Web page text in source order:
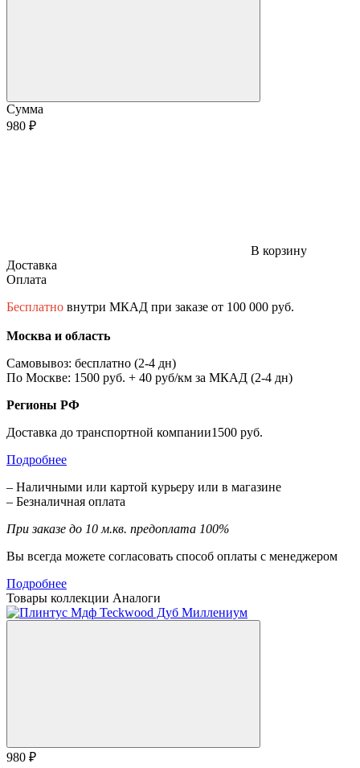
Сумма
980 ₽
В корзину
Доставка
Оплата
Бесплатно внутри МКАД при заказе от 100 000 руб.
Москва и область
Самовывоз: бесплатно (2-4 дн)
По Москве: 1500 руб. + 40 руб/км за МКАД (2-4 дн)
Регионы РФ
Доставка до транспортной компании1500 руб.
Подробнее
– Наличными или картой курьеру или в магазине
– Безналичная оплата
При заказе до 10 м.кв. предоплата 100%
Вы всегда можете согласовать способ оплаты с менеджером
Подробнее
Товары коллекции Аналоги
980 ₽